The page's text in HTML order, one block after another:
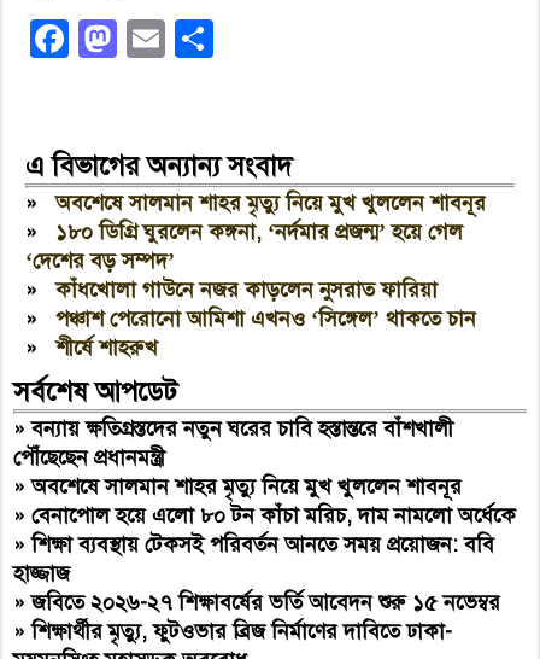
Facebook
Mastodon
Email
এ বিভাগের অন্যান্য সংবাদ
»অবশেষে সালমান শাহর মৃত্যু নিয়ে মুখ খুললেন শাবনূর
» ১৮০ ডিগ্রি ঘুরলেন কঙ্গনা, ‘নর্দমার প্রজন্ম’ হয়ে গেল
‘দেশের বড় সম্পদ’
»কাঁধখোলা গাউনে নজর কাড়লেন নুসরাত ফারিয়া
»পঞ্চাশ পেরোনো আমিশা এখনও ‘সিঙ্গেল’ থাকতে চান
»শীর্ষে শাহরুখ
সর্বশেষ আপডেট
»বন্যায় ক্ষতিগ্রস্তদের নতুন ঘরের চাবি হস্তান্তরে বাঁশখালী
পৌঁছেছেন প্রধানমন্ত্রী
»অবশেষে সালমান শাহর মৃত্যু নিয়ে মুখ খুললেন শাবনূর
»বেনাপোল হয়ে এলো ৮০ টন কাঁচা মরিচ, দাম নামলো অর্ধেকে
»শিক্ষা ব্যবস্থায় টেকসই পরিবর্তন আনতে সময় প্রয়োজন: ববি
হাজ্জাজ
»জবিতে ২০২৬-২৭ শিক্ষাবর্ষের ভর্তি আবেদন শুরু ১৫ নভেম্বর
»শিক্ষার্থীর মৃত্যু, ফুটওভার ব্রিজ নির্মাণের দাবিতে ঢাকা-